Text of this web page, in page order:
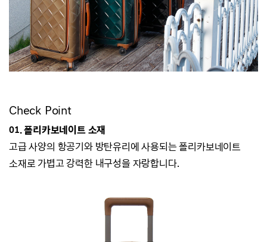
Check Point
01. 폴리카보네이트 소재
고급 사양의 항공기와 방탄유리에 사용되는 폴리카보네이트
소재로 가볍고 강력한 내구성을 자랑합니다.